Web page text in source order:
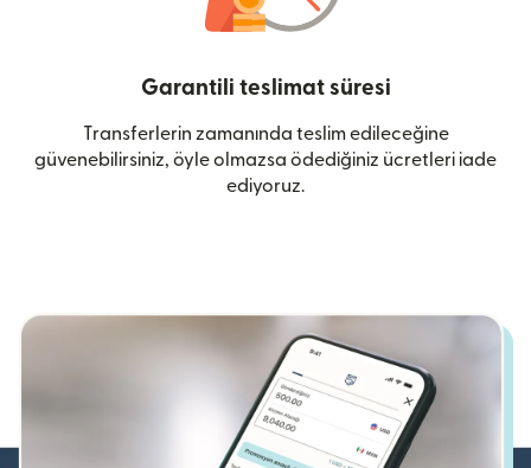
Garantili teslimat süresi
Transferlerin zamanında teslim edileceğine
güvenebilirsiniz, öyle olmazsa ödediğiniz ücretleri iade
ediyoruz.